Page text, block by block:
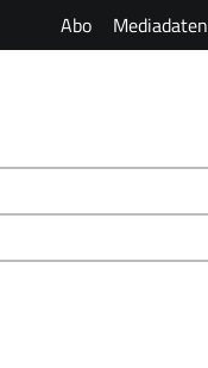
Abo Mediadaten